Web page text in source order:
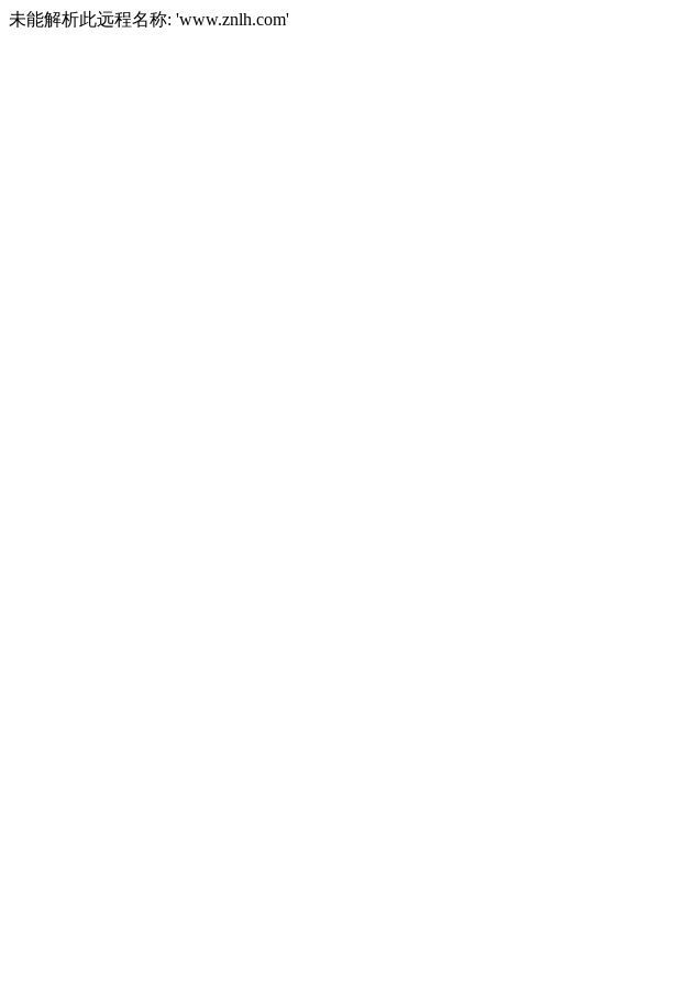
未能解析此远程名称: 'www.znlh.com'